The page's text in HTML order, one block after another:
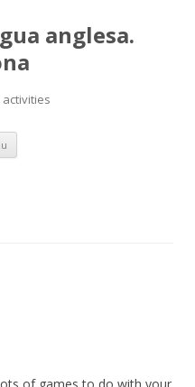
anglesa.
activities
Skip
content